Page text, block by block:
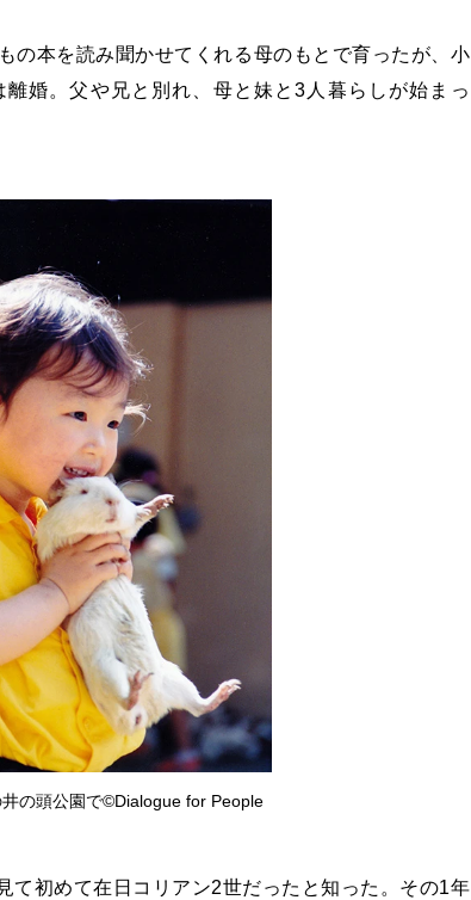
の本を読み聞かせてくれる母のもとで育ったが、小
婚。父や兄と別れ、母と妹と3人暮らしが始まっ
の頭公園で©Dialogue for People
て初めて在日コリアン2世だったと知った。その1年